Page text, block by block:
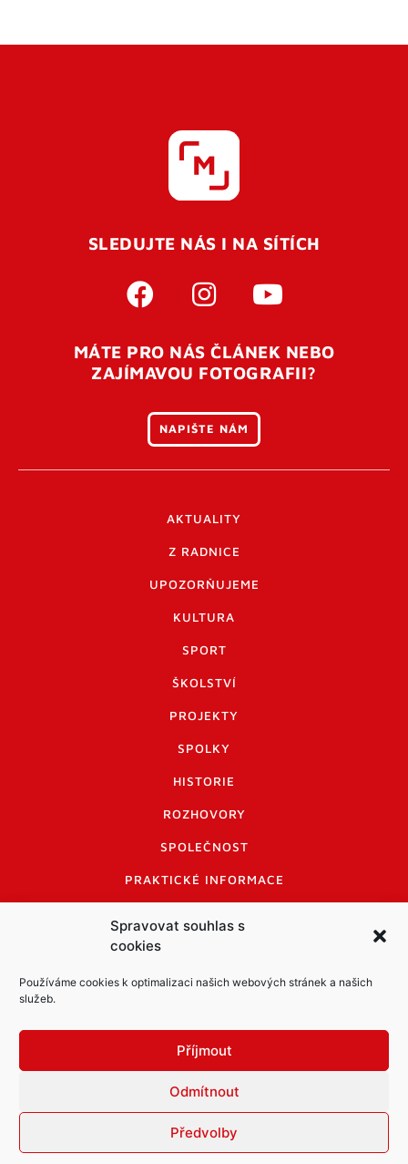
Spravovat souhlas s
cookies
Používáme cookies k optimalizaci našich webových stránek a našich
služeb.
Příjmout
Odmítnout
Předvolby
SLEDUJTE NÁS I NA SÍTÍCH
MÁTE PRO NÁS ČLÁNEK NEBO
ZAJÍMAVOU FOTOGRAFII?
NAPIŠTE NÁM
AKTUALITY
Z RADNICE
UPOZORŇUJEME
KULTURA
SPORT
ŠKOLSTVÍ
PROJEKTY
SPOLKY
HISTORIE
ROZHOVORY
SPOLEČNOST
PRAKTICKÉ INFORMACE
INFORMACE A KODEX DISKUTUJÍCÍCH
LOGO A LOGO MANUÁL
© Město Mníšek pod Brdy
Informace o zpracování osobních údajů